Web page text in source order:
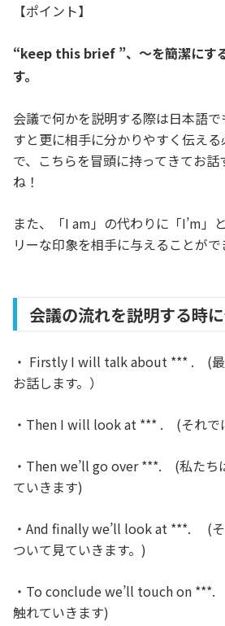
【ポイント】
“keep this brief ”、～を簡潔にす
す。
会議で何かを説明する際は日本語
すと更に相手に分かりやすく伝え
で、こちらを冒頭に持ってきてお
ね！
また、「I am」の代わりに「I’m」
リーな印象を相手に与えることがで
会議の流れを説明する時
・ Firstly I will talk about *** . (最
お話します。）
・Then I will look at *** . (それで
・Then we’ll go over ***. (私たち
ていきます)
・And finally we’ll look at ***. (そ
ついて見ていきます。)
・To conclude we’ll touch on
触れていきます)